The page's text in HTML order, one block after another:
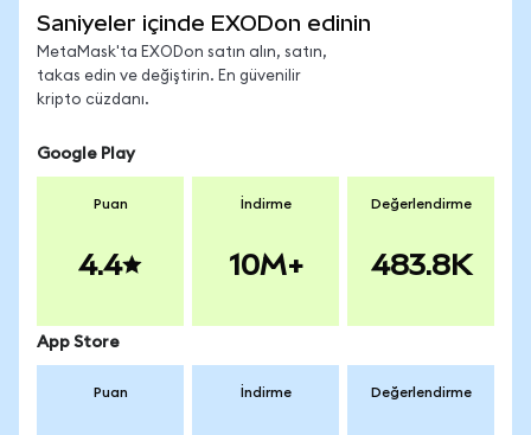
Saniyeler içinde EXODon edinin
MetaMask'ta EXODon satın alın, satın,
takas edin ve değiştirin. En güvenilir
kripto cüzdanı.
Google Play
Puan
4.4
İndirme
10M+
Değerlendirme
483.8K
App Store
Puan İndirme Değerlendirme